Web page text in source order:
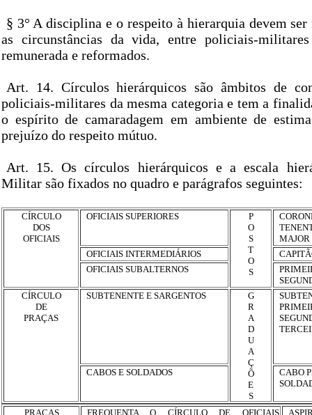
§ 3° A disciplina e o respeito à hierarquia devem
as circunstâncias da vida, entre policiais-
remunerada e reformados.
Art. 14. Círculos hierárquicos são âmbitos de
policiais-militares da mesma categoria e tem a
o espírito de camaradagem em ambiente de
prejuízo do respeito mútuo.
Art. 15. Os círculos hierárquicos e a escala
Militar são fixados no quadro e parágrafos seguintes:
CÍRCULO
DOS
OFICIAIS
OFICIAIS SUPERIORES
P
O
S
T
O
S
MAJOR
OFICIAIS INTERMEDIÁRIOS
OFICIAIS SUBALTERNOS
CÍRCULO
DE
PRAÇAS
SUBTENENTE E SARGENTOS
G
R
A
D
U
A
Ç
Õ
E
S
CABOS E SOLDADOS
CABO
PRAÇAS FREQUENTA O CÍRCULO DE OFICIAIS